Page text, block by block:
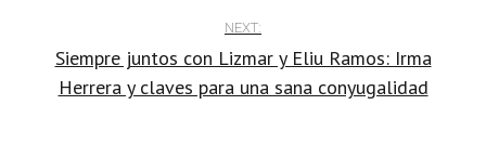
NEXT:
Siempre juntos con Lizmar y Eliu Ramos: Irma
Herrera y claves para una sana conyugalidad